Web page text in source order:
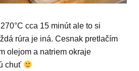
cca 15 minút ale to si
rúra je iná. Cesnak pretlačím
olejom a natriem okraje
chuť